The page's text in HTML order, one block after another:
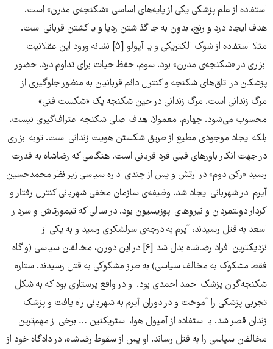
استفاده از علم پزشکی یکی از پایه‌های اساسی «شکنجه‌ی مدرن» است.
هدف ایجاد درد و رنج، بدون به جا گذاشتن ردپا و یا کشتن قربانی است.
مثلا استفاده از شوک الکتریکی و یا آپولو [۵] نشانه ورود این عقلانیت
ابزاری در «شکنجه‌ی مدرن» بود. سوم، حفظ حیات برای تداوم درد. حضور
پزشکان در اتاق‌های شکنجه و کنترل دائم قربانیان به منظور جلوگیری از
مرگ زندانی است. مرگ زندانی در حین شکنجه یک «شکست فنی»
محسوب می‌شود. چهارم، معمولا، هدف اصلی شکنجه اعتراف‌گیری نیست،
بلکه ایجاد موجودی مطیع از طریق شکستن هویت زندانی است. توبه ابزاری
در جهت انکار باورهای قبلی فرد قربانی است. هنگامی که رضاشاه به قدرت
رسید «رکن دوم» در ارتش و پس از چندی اداره سیاسی زیر نظر محمدحسین
آیرم در شهربانی ایجاد شد. وظیفه‌ى سازمان مخفی شهربانی کنترل رفتار و
کردار دولتمردان و نیروهای اپوزیسیون بود. در سالی که تیمورتاش و سردار
اسعد به قتل رسیدند، آیرم به درجه‌ی سرلشکری رسید و به یکی از
نزدیکترین افراد رضاشاه بدل شد [۶] در این دوران، مخالفان سیاسی (و گاه
فقط مشکوک به مخالف سیاسی) به طرز مشکوکی به قتل رسیدند. ستاره
شکنجه‌گران پزشک احمد احمدی بود. او در واقع پرستاری بود که به شکل
تجربی پزشکی را آموخت و در دوران آیرم به شهربانی راه یافت و پزشک
زندان قصر شد. با استفاده از آمپول هوا، استریکنین … برخی از مهم‌ترین
مخالفان سیاسی را به قتل رساند. او پس از سقوط رضاشاه، در دادگاه خود از